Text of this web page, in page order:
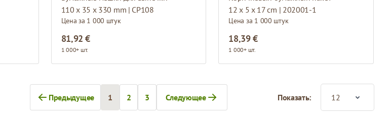
110 x 35 x 330 mm | CP108
Цена за 1 000 штук
81,92 €
1 000+ шт.
12 x 5 x 17 cm | 202001-1
Цена за 1 000 штук
18,39 €
1 000+ шт.
Предыдущее
Вы сейчас читаете страницу
1
Страница
2
Страница
3 Следующее Показать: